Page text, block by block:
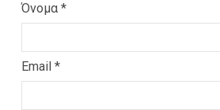
Όνομα *
Email *